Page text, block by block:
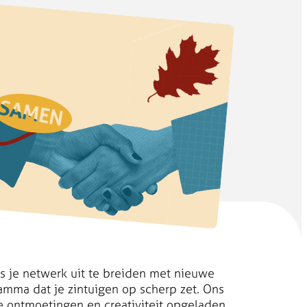
je netwerk uit te breiden met nieuwe
dat je zintuigen op scherp zet. Ons